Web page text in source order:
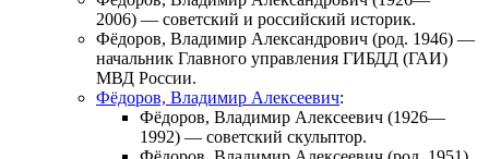
2006) — советский и российский историк.
Фёдоров, Владимир Александрович (род. 1946) —
начальник Главного управления ГИБДД (ГАИ)
МВД России.
Фёдоров, Владимир Алексеевич:
Фёдоров, Владимир Алексеевич (1926—
1992) — советский скульптор.